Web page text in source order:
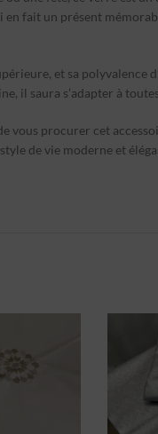
en fait un présent
et sa polyvalence
il saura s’adapter à
vous procurer cet
de vie moderne et